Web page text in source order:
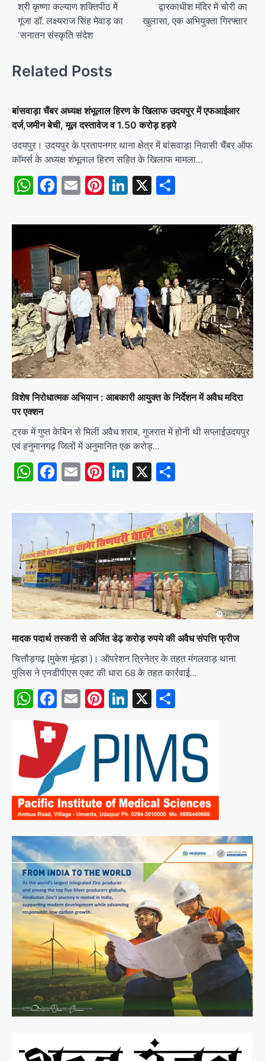
navigation
श्री कृष्णा कल्याण शक्तिपीठ में
गूंजा डॉ. लक्ष्यराज सिंह मेवाड़ का
‘सनातन संस्कृति संदेश
द्वारकाधीश मंदिर में चोरी का
खुलासा, एक अभियुक्ता गिरफ्तार
Related Posts
बांसवाड़ा चैंबर अध्यक्ष शंभूलाल हिरण के खिलाफ उदयपुर में एफआईआर
दर्ज,जमीन बेची, मूल दस्तावेज व 1.50 करोड़ हड़पे
उदयपुर। उदयपुर के प्रतापनगर थाना क्षेत्र में बांसवाड़ा निवासी चैंबर ऑफ
कॉमर्स के अध्यक्ष शंभूलाल हिरण सहित के खिलाफ मामला…
WhatsApp
Facebook
EmailPinterest
LinkedIn
X
विशेष निरोधात्मक अभियान : आबकारी आयुक्त के निर्देशन में अवैध मदिरा
पर एक्शन
ट्रक में गुप्त केबिन से मिली अवैध शराब, गुजरात में होनी थी सप्लाईउदयपुर
एवं हनुमानगढ़ जिलों में अनुमानित एक करोड़…
WhatsApp
Facebook
EmailPinterest
LinkedIn
X
मादक पदार्थ तस्करी से अर्जित डेढ़ करोड़ रुपये की अवैध संपत्ति फ्रीज
चित्तौड़गढ़ (मुकेश मूंदड़ा )। ऑपरेशन त्रिनेत्र के तहत मंगलवाड़ थाना
पुलिस ने एनडीपीएस एक्ट की धारा 68 के तहत कार्रवाई…
WhatsApp
Facebook
EmailPinterest
LinkedIn
X